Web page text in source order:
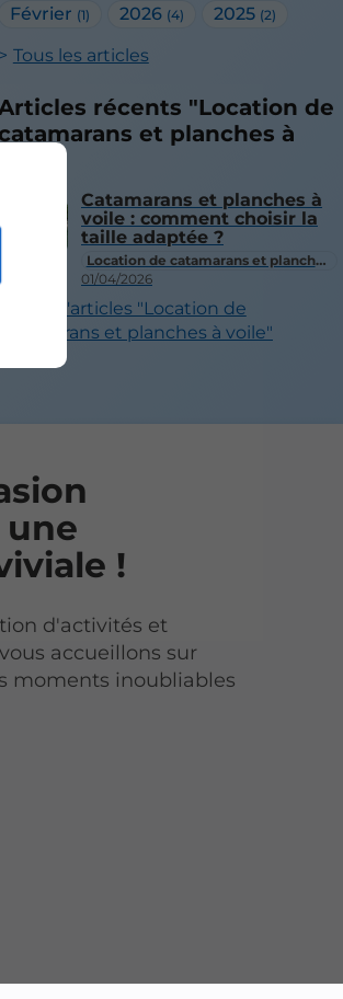
Février (1) 2026 (4) 2025 (2)
Tous les articles
récents "Location de
et planches à
Location de catamarans et planches à voile
01/04/2026
Catamarans et planches à
voile : comment choisir la
taille adaptée ?
Plus d'articles "Location de
catamarans et planches à voile"
!
d'activités et
accueillons sur
moments inoubliables